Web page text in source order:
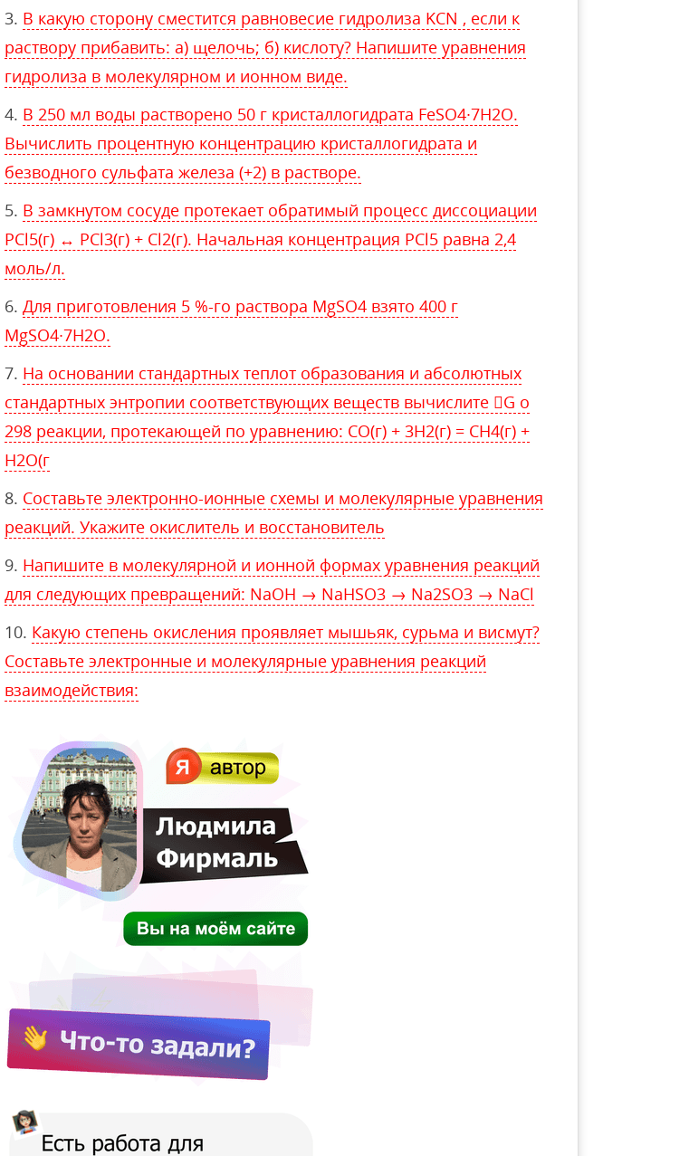
В какую сторону сместится равновесие гидролиза KCN , если к
раствору прибавить: а) щелочь; б) кислоту? Напишите уравнения
гидролиза в молекулярном и ионном виде.
В 250 мл воды растворено 50 г кристаллогидрата FeSO4∙7H2O.
Вычислить процентную концентрацию кристаллогидрата и
безводного сульфата железа (+2) в растворе.
В замкнутом сосуде протекает обратимый процесс диссоциации
PCl5(г) ↔ PCl3(г) + Cl2(г). Начальная концентрация PCl5 равна 2,4
моль/л.
Для приготовления 5 %-го раствора MgSO4 взято 400 г
MgSO4∙7H2O.
На основании стандартных теплот образования и абсолютных
стандартных энтропии соответствующих веществ вычислите G о
298 реакции, протекающей по уравнению: СО(г) + 3Н2(г) = СН4(г) +
Н2О(г
Составьте электронно-ионные схемы и молекулярные уравнения
реакций. Укажите окислитель и восстановитель
Напишите в молекулярной и ионной формах уравнения реакций
для следующих превращений: NaOH → NaHSO3 → Na2SO3 → NaCl
Какую степень окисления проявляет мышьяк, сурьма и висмут?
Составьте электронные и молекулярные уравнения реакций
взаимодействия: